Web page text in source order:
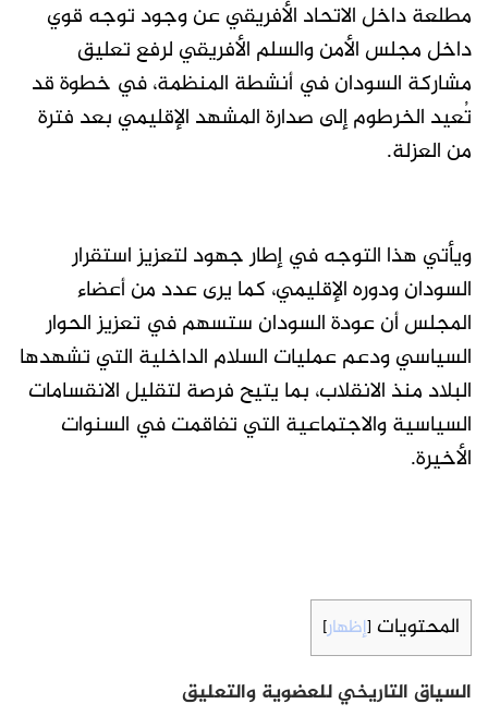
مطلعة داخل الاتحاد الأفريقي عن وجود توجه قوي
داخل مجلس الأمن والسلم الأفريقي لرفع تعليق
مشاركة السودان في أنشطة المنظمة، في خطوة قد
تُعيد الخرطوم إلى صدارة المشهد الإقليمي بعد فترة
من العزلة.
ويأتي هذا التوجه في إطار جهود لتعزيز استقرار
السودان ودوره الإقليمي، كما يرى عدد من أعضاء
المجلس أن عودة السودان ستسهم في تعزيز الحوار
السياسي ودعم عمليات السلام الداخلية التي تشهدها
البلاد منذ الانقلاب، بما يتيح فرصة لتقليل الانقسامات
السياسية والاجتماعية التي تفاقمت في السنوات
الأخيرة.
المحتويات [إظهار]
السياق التاريخي للعضوية والتعليق